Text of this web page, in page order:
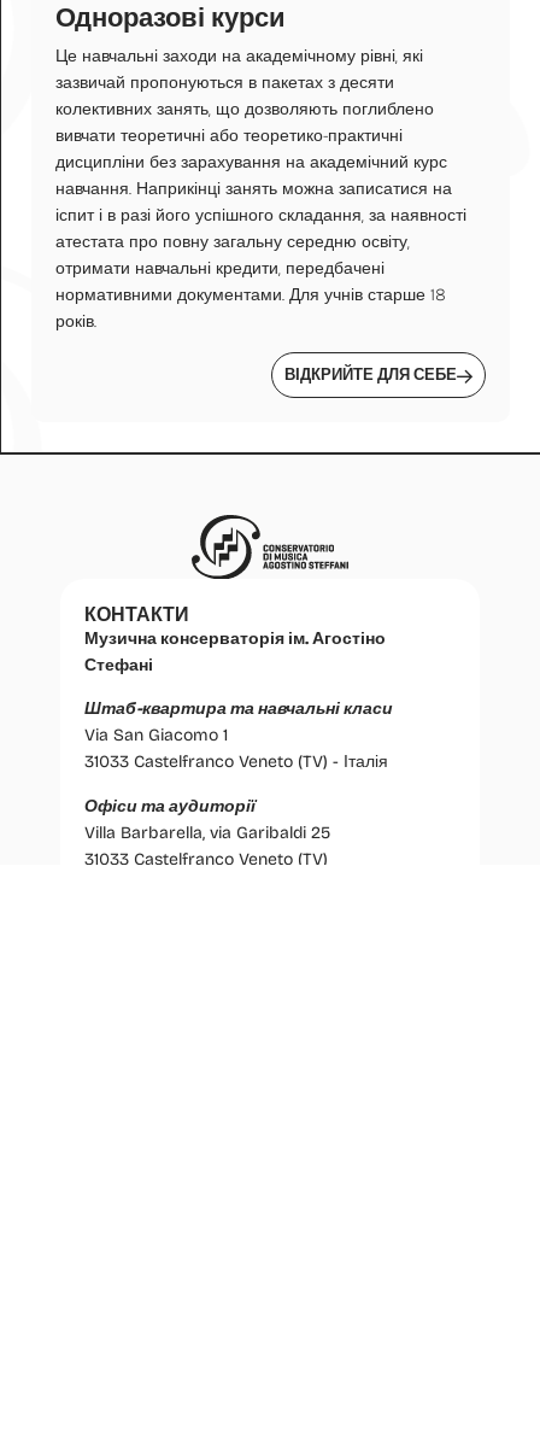
Одноразові курси
Це навчальні заходи на академічному рівні, які
зазвичай пропонуються в пакетах з десяти
колективних занять, що дозволяють поглиблено
вивчати теоретичні або теоретико-практичні
дисципліни без зарахування на академічний курс
навчання. Наприкінці занять можна записатися на
іспит і в разі його успішного складання, за наявності
атестата про повну загальну середню освіту,
отримати навчальні кредити, передбачені
нормативними документами. Для учнів старше 18
років.
ВІДКРИЙТЕ ДЛЯ СЕБЕ
КОНТАКТИ
Музична консерваторія ім. Агостіно
Стефані
Штаб-квартира та навчальні класи
Via San Giacomo 1
31033 Castelfranco Veneto (TV) - Італія
Офіси та аудиторії
Villa Barbarella, via Garibaldi 25
31033 Castelfranco Veneto (TV)